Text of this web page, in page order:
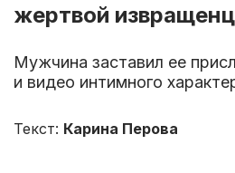
жертвой
Мужчина заставил ее
и видео интимного
Текст: Карина Перова